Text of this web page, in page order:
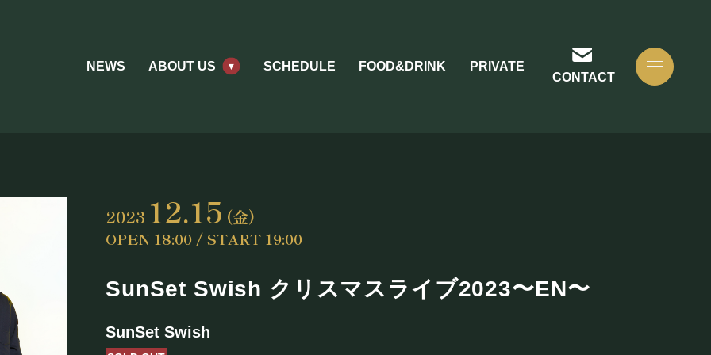
NEWS ABOUT US SCHEDULE FOOD&DRINK
PRIVATE
CONTACT
ABOUT US
2023 12.15 (金)
OPEN 18:00 / START 19:00
SunSet Swish クリスマスライブ2023〜EN〜
SunSet Swish